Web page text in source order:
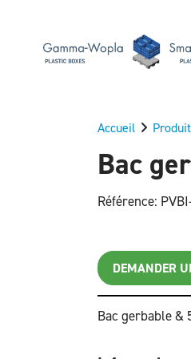
Accueil
Bac
Référence:
DEMANDER
Bac gerbable &